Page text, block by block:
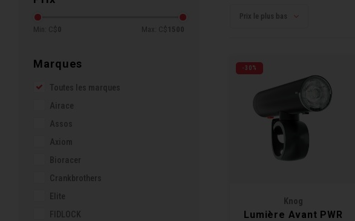
Min: C$ 0 Max: C$ 1500
Marques
Toutes les marques
Airace
Assos
Axiom
Bioracer
Crankbrothers
Elite
FIDLOCK
Prix le plus bas
-30%
Knog
Lumière Avant PWR